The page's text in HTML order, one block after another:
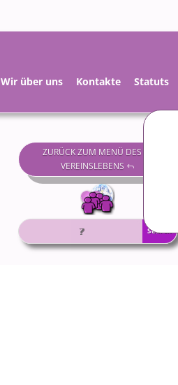
Wir über uns Kontakte
Statuts
Suchen
nach:
ZURÜCK ZUM MENÜ DES
VEREINSLEBENS